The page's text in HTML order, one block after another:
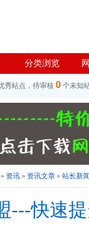
分类浏览
秀站点，待审核 0 个未知
» 资讯 » 资讯文章 » 站长新
---快速